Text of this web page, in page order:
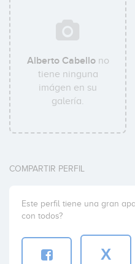
Alberto Cabellono
tiene ninguna
imágen en su
galería.
COMPARTIR PERFIL
Este perfil tiene una gran
con todos?
X